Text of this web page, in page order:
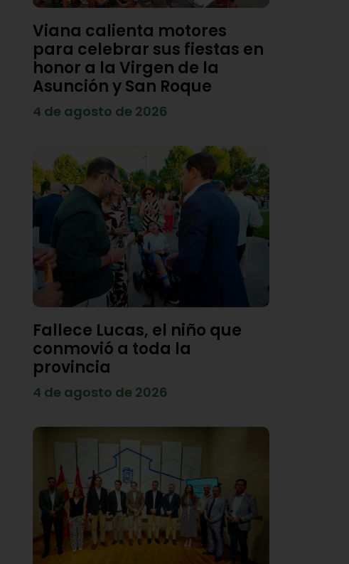
Viana calienta motores
para celebrar sus fiestas en
honor a la Virgen de la
Asunción y San Roque
4 de agosto de 2026
Fallece Lucas, el niño que
conmovió a toda la
provincia
4 de agosto de 2026